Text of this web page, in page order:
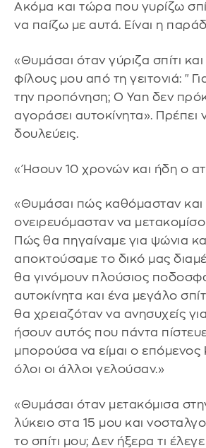
Ακόμα και τώρα που γυρίζω
να παίζω με αυτά. Είναι η
«Θυμάσαι όταν γύριζα σπίτι
φίλους μου από τη γειτονιά:
την προπόνηση; Ο Yan δεν
αγοράσει αυτοκίνητα». Πρέπει
δουλεύεις.
«Ήσουν 10 χρονών και ήδη ο
«Θυμάσαι πώς καθόμασταν και
ονειρευόμασταν να
Πώς θα πηγαίναμε για ψώνια
αποκτούσαμε το δικό μας
θα γινόμουν πλούσιος
αυτοκίνητα και ένα μεγάλο
θα χρειαζόταν να ανησυχείς
ήσουν αυτός που πάντα
μπορούσα να είμαι ο επόμενος
όλοι οι άλλοι γελούσαν.»
«Θυμάσαι όταν μετακόμισα
λύκειο στα 15 μου και
το σπίτι μου; Δεν ήξερα τι έλεγε